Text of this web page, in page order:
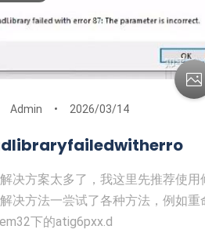
Admin 2026/03/14
决方案太多了，我这里先推荐使用
决方法一尝试了各种方法，例如重
下的atig6pxx.d